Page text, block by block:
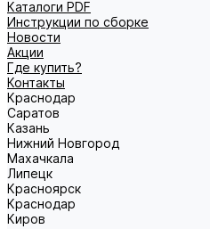
Каталоги PDF
Инструкции по сборке
Новости
Акции
Где купить?
Контакты
Краснодар
Саратов
Казань
Нижний Новгород
Махачкала
Липецк
Красноярск
Краснодар
Киров